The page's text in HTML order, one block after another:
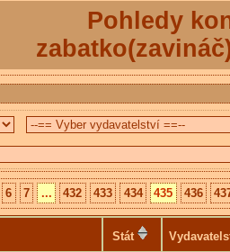
Pohledy
6 7 ... 432 433 434 435 436
Stát